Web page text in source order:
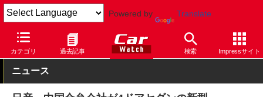
Powered by Translate
カテゴリ 過去記事 検索 Impressサイト
Car Watch 自動車
ニュース